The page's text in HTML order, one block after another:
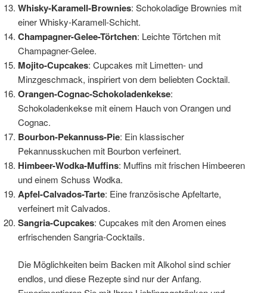
Whisky-Karamell-Brownies: Schokoladige Brownies mit
einer Whisky-Karamell-Schicht.
Champagner-Gelee-Törtchen: Leichte Törtchen mit
Champagner-Gelee.
Mojito-Cupcakes: Cupcakes mit Limetten- und
Minzgeschmack, inspiriert von dem beliebten Cocktail.
Orangen-Cognac-Schokoladenkekse:
Schokoladenkekse mit einem Hauch von Orangen und
Cognac.
Bourbon-Pekannuss-Pie: Ein klassischer
Pekannusskuchen mit Bourbon verfeinert.
Himbeer-Wodka-Muffins: Muffins mit frischen Himbeeren
und einem Schuss Wodka.
Apfel-Calvados-Tarte: Eine französische Apfeltarte,
verfeinert mit Calvados.
Sangria-Cupcakes: Cupcakes mit den Aromen eines
erfrischenden Sangria-Cocktails.
Die Möglichkeiten beim Backen mit Alkohol sind schier
endlos, und diese Rezepte sind nur der Anfang.